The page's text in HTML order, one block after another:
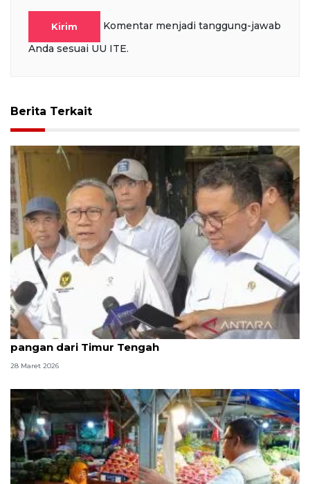
Kirim
Komentar menjadi tanggung-jawab
Anda sesuai UU ITE.
Berita Terkait
Ada perang, Zulhas pastikan RI tak bergantung
pangan dari Timur Tengah
28 Maret 2026